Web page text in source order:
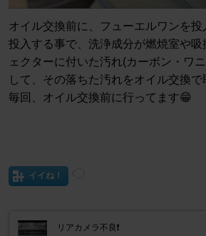
オイル交換前に、フューエルワンを投
投入する事で、洗浄成分が燃焼室や
ェクターに付いた汚れ(カーボン・ワ
して、その落ちた汚れをオイル交換
毎回、オイル交換前に行ってます😁
イイね！
リアカメラ不良❗